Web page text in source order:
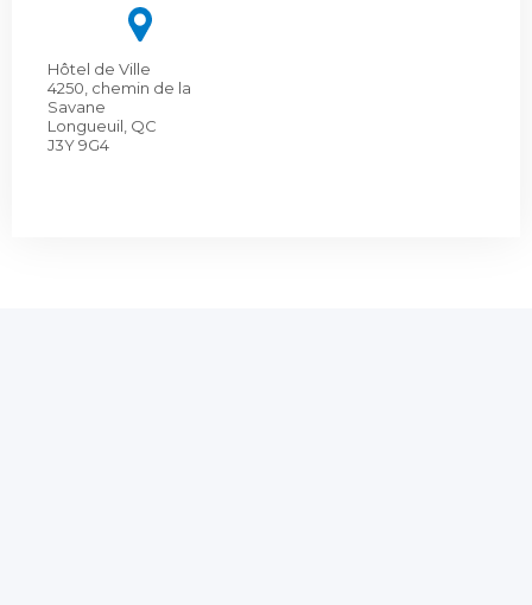
Hôtel de Ville
4250, chemin de la
Savane
Longueuil, QC
J3Y 9G4